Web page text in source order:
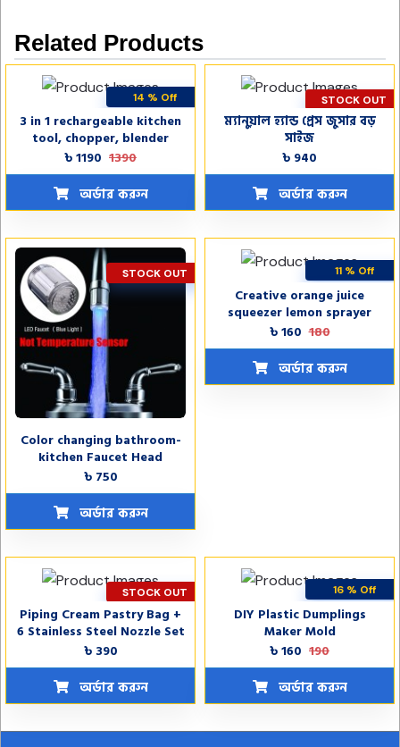
Related Products
14 % Off
STOCK OUT
3 in 1 rechargeable kitchen
tool, chopper, blender
beater
৳ 1190 1390
অর্ডার করুন
STOCK OUT
ম্যানুয়াল হ্যান্ড প্রেস জুসার বড়
সাইজ
৳ 940
অর্ডার করুন
STOCK OUT
Color changing bathroom-
kitchen Faucet Head
৳ 750
অর্ডার করুন
11 % Off
STOCK OUT
Creative orange juice
squeezer lemon sprayer
৳ 160 180
অর্ডার করুন
STOCK OUT
Piping Cream Pastry Bag +
6 Stainless Steel Nozzle Set
৳ 390
অর্ডার করুন
16 % Off
STOCK OUT
DIY Plastic Dumplings
Maker Mold
৳ 160 190
অর্ডার করুন